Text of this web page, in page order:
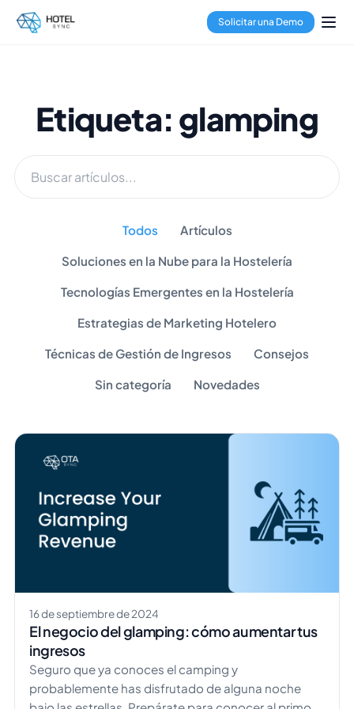
Solicitar una Demo
Etiqueta: glamping
Todos Artículos
Soluciones en la Nube para la Hostelería
Tecnologías Emergentes en la Hostelería
Estrategias de Marketing Hotelero
Técnicas de Gestión de Ingresos Consejos
Sin categoría Novedades
16 de septiembre de 2024
El negocio del glamping: cómo aumentar tus
ingresos
Seguro que ya conoces el camping y
probablemente has disfrutado de alguna noche